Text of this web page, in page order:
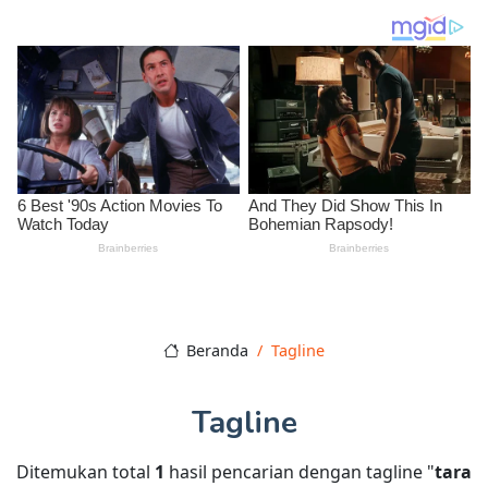
Beranda Tagline
Tagline
Ditemukan total 1 hasil pencarian dengan tagline "tara